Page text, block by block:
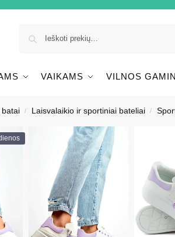
VAIKAMS VILNOS
batai / Laisvalaikio ir sportiniai bateliai /